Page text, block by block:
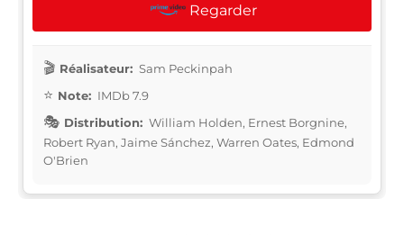
Regarder
Réalisateur: Sam Peckinpah
Note: IMDb 7.9
Distribution: William Holden, Ernest Borgnine,
Robert Ryan, Jaime Sánchez, Warren Oates, Edmond
O'Brien